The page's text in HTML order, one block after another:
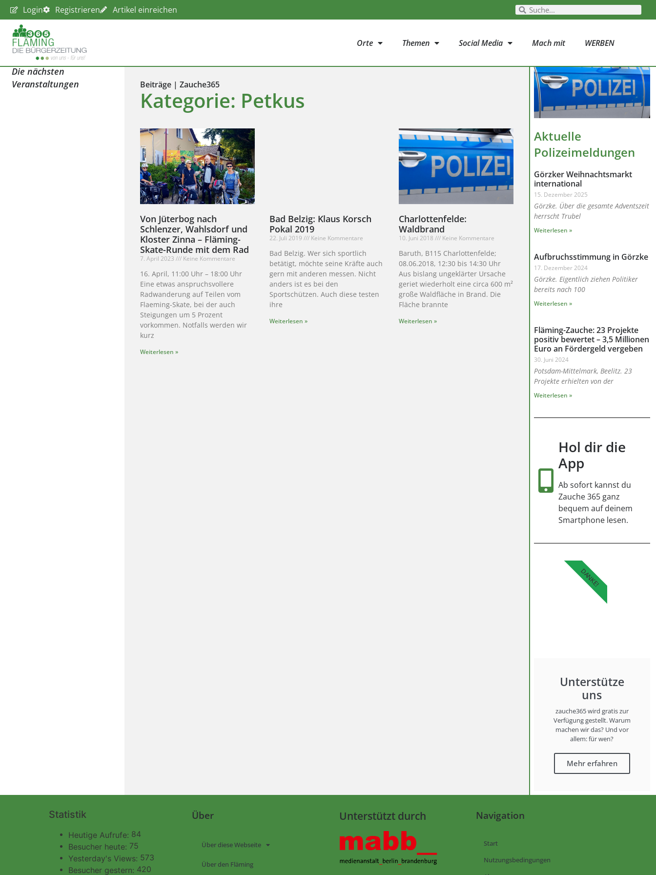
Login Registrieren Artikel einreichen
Orte Themen Social Media Mach mit WERBEN
Die nächsten
Veranstaltungen
Beiträge | Zauche365
Kategorie: Petkus
Von Jüterbog nach
Schlenzer, Wahlsdorf und
Kloster Zinna – Fläming-
Skate-Runde mit dem Rad
7. April 2023 Keine Kommentare
16. April, 11:00 Uhr – 18:00 Uhr
Eine etwas anspruchsvollere
Radwanderung auf Teilen vom
Flaeming-Skate, bei der auch
Steigungen um 5 Prozent
vorkommen. Notfalls werden wir
kurz
Weiterlesen »
Bad Belzig: Klaus Korsch
Pokal 2019
22. Juli 2019 Keine Kommentare
Bad Belzig. Wer sich sportlich
betätigt, möchte seine Kräfte auch
gern mit anderen messen. Nicht
anders ist es bei den
Sportschützen. Auch diese testen
ihre
Weiterlesen »
Charlottenfelde:
Waldbrand
10. Juni 2018 Keine Kommentare
Baruth, B115 Charlottenfelde;
08.06.2018, 12:30 bis 14:30 Uhr
Aus bislang ungeklärter Ursache
geriet wiederholt eine circa 600 m²
große Waldfläche in Brand. Die
Fläche brannte
Weiterlesen »
Aktuelle
Polizeimeldungen
Görzker Weihnachtsmarkt
international
15. Dezember 2025
Görzke. Über die gesamte Adventszeit
herrscht Trubel
Weiterlesen »
Aufbruchsstimmung in Görzke
17. Dezember 2024
Görzke. Eigentlich ziehen Politiker
bereits nach 100
Weiterlesen »
Fläming-Zauche: 23 Projekte
positiv bewertet – 3,5 Millionen
Euro an Fördergeld vergeben
30. Juni 2024
Potsdam-Mittelmark, Beelitz. 23
Projekte erhielten von der
Weiterlesen »
Hol dir die
App
Ab sofort kannst du
Zauche 365 ganz
bequem auf deinem
Smartphone lesen.
Unterstütze
uns
zauche365 wird gratis zur
Verfügung gestellt. Warum
machen wir das? Und vor
allem: für wen?
Mehr erfahren
DANKE!
Statistik
Heutige Aufrufe: 84
Besucher heute: 75
Yesterday's Views: 573
Besucher gestern: 420
Über
Über diese Webseite
Über den Fläming
Unterstützt durch Navigation
Start
Nutzungsbedingungen